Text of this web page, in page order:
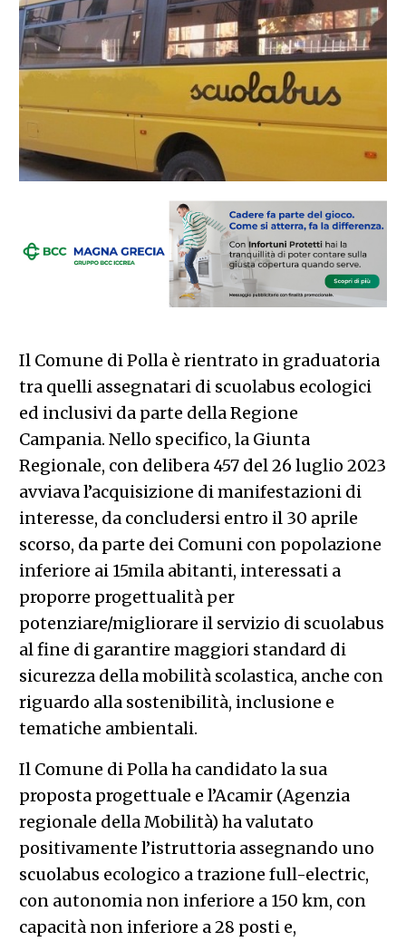
Il Comune di Polla è rientrato in graduatoria
tra quelli assegnatari di scuolabus ecologici
ed inclusivi da parte della Regione
Campania. Nello specifico, la Giunta
Regionale, con delibera 457 del 26 luglio 2023
avviava l’acquisizione di manifestazioni di
interesse, da concludersi entro il 30 aprile
scorso, da parte dei Comuni con popolazione
inferiore ai 15mila abitanti, interessati a
proporre progettualità per
potenziare/migliorare il servizio di scuolabus
al fine di garantire maggiori standard di
sicurezza della mobilità scolastica, anche con
riguardo alla sostenibilità, inclusione e
tematiche ambientali.
Il Comune di Polla ha candidato la sua
proposta progettuale e l’Acamir (Agenzia
regionale della Mobilità) ha valutato
positivamente l’istruttoria assegnando uno
scuolabus ecologico a trazione full-electric,
con autonomia non inferiore a 150 km, con
capacità non inferiore a 28 posti e,